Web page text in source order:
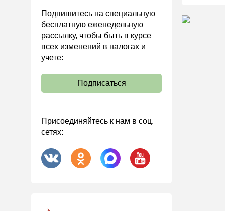
деятельности (АХД)
Охрана труда и аттестация
Охрана труда
Валютные операции
Налоговая система РФ
Налоговое планирование
Договоры
АО
Подпишитесь на специальную
бесплатную еженедельную
рассылку, чтобы быть в курсе
всех изменений в налогах и
учете:
Подписаться
Присоединяйтесь к нам в соц.
сетях: